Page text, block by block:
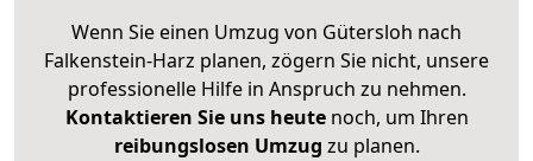
Wenn Sie einen Umzug von Gütersloh nach
Falkenstein-Harz planen, zögern Sie nicht, unsere
professionelle Hilfe in Anspruch zu nehmen.
Kontaktieren Sie uns heutenoch, um Ihren
reibungslosen Umzug zu planen.